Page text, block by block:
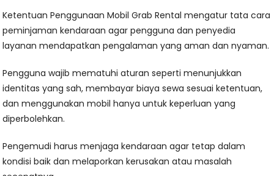
Ketentuan Penggunaan Mobil Grab Rental mengatur tata cara
peminjaman kendaraan agar pengguna dan penyedia
layanan mendapatkan pengalaman yang aman dan nyaman.
Pengguna wajib mematuhi aturan seperti menunjukkan
identitas yang sah, membayar biaya sewa sesuai ketentuan,
dan menggunakan mobil hanya untuk keperluan yang
diperbolehkan.
Pengemudi harus menjaga kendaraan agar tetap dalam
kondisi baik dan melaporkan kerusakan atau masalah